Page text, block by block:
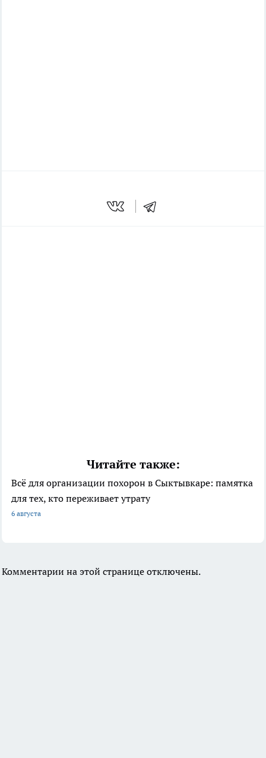
Читайте также:
Всё для организации похорон в Сыктывкаре: памятка
для тех, кто переживает утрату
6 августа
Комментарии на этой странице отключены.